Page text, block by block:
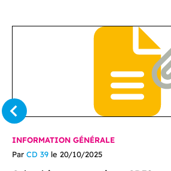
INFORMATION GÉNÉRALE
Par CD 39 le 20/10/2025